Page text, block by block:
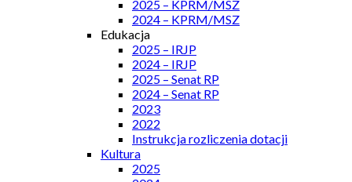
2025 – KPRM/MSZ
2024 – KPRM/MSZ
Edukacja
2025 – IRJP
2024 – IRJP
2025 – Senat RP
2024 – Senat RP
2023
2022
Instrukcja rozliczenia dotacji
Kultura
2025